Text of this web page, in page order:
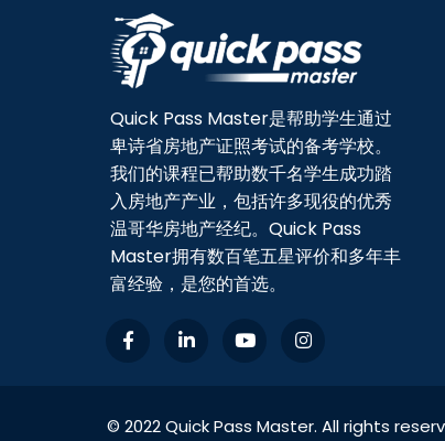
Quick Pass Master是帮助学生通过
卑诗省房地产证照考试的备考学校。
我们的课程已帮助数千名学生成功踏
入房地产产业，包括许多现役的优秀
温哥华房地产经纪。Quick Pass
Master拥有数百笔五星评价和多年丰
富经验，是您的首选。
© 2022 Quick Pass Master. All rights